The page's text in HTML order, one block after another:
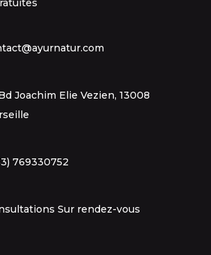
Joachim Elie Vezien, 13008
769330752
Sur rendez-vous